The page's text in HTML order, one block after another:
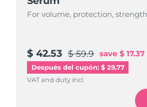
For volume, protection,
$ 42.53 $ 59.9 save $ 17.37
Después del cupón: $ 29,77
VAT and duty incl.